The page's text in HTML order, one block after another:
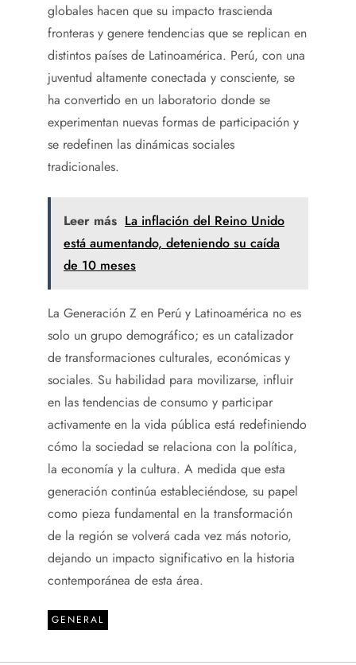
globales hacen que su impacto trascienda
fronteras y genere tendencias que se replican en
distintos países de Latinoamérica. Perú, con una
juventud altamente conectada y consciente, se
ha convertido en un laboratorio donde se
experimentan nuevas formas de participación y
se redefinen las dinámicas sociales
tradicionales.
Leer más La inflación del Reino Unido
está aumentando, deteniendo su caída
de 10 meses
La Generación Z en Perú y Latinoamérica no es
solo un grupo demográfico; es un catalizador
de transformaciones culturales, económicas y
sociales. Su habilidad para movilizarse, influir
en las tendencias de consumo y participar
activamente en la vida pública está redefiniendo
cómo la sociedad se relaciona con la política,
la economía y la cultura. A medida que esta
generación continúa estableciéndose, su papel
como pieza fundamental en la transformación
de la región se volverá cada vez más notorio,
dejando un impacto significativo en la historia
contemporánea de esta área.
GENERAL